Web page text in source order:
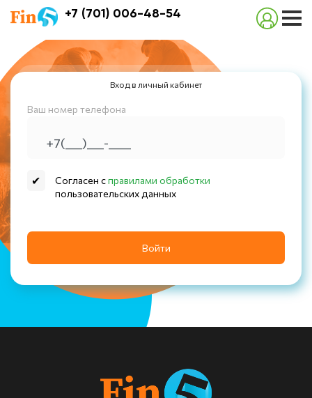
+7 (701) 006-48-54
Вход в личный кабинет
Ваш номер телефона
Согласен справилами обработки
пользовательских данных
Войти